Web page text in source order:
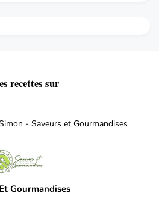
recettes sur
Gourmandises